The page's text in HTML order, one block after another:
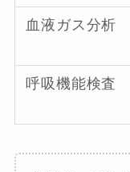
血液ガス分析
呼吸機能検査